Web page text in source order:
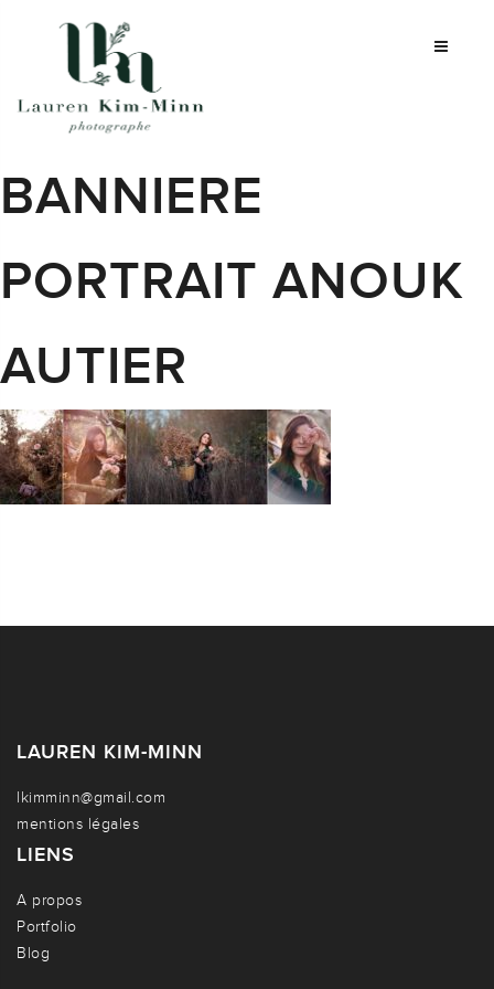
BANNIERE
PORTRAIT ANOUK
AUTIER
LAUREN KIM-MINN
lkimminn@gmail.com
mentions légales
LIENS
A propos
Portfolio
Blog